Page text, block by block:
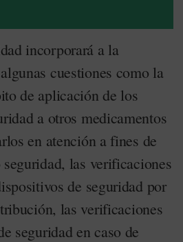
incorporará a la
cuestiones como la
de aplicación de los
a otros medicamentos
en atención a fines de
las verificaciones
de seguridad por
las verificaciones
seguridad en caso de